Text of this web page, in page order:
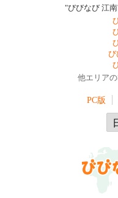
"びびなび 江
び
他エリア
PC版